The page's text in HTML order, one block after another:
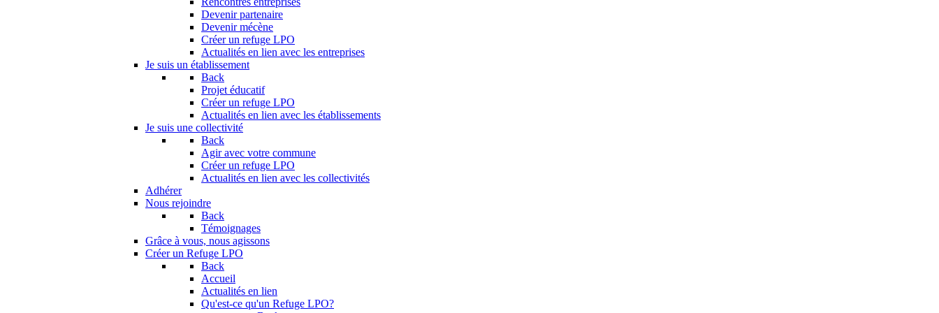
Devenir partenaire
Devenir mécène
Créer un refuge LPO
Actualités en lien avec les entreprises
Je suis un établissement
Back
Projet éducatif
Créer un refuge LPO
Actualités en lien avec les établissements
Je suis une collectivité
Back
Agir avec votre commune
Créer un refuge LPO
Actualités en lien avec les collectivités
Adhérer
Nous rejoindre
Back
Témoignages
Grâce à vous, nous agissons
Créer un Refuge LPO
Back
Accueil
Actualités en lien
Qu'est-ce qu'un Refuge LPO?